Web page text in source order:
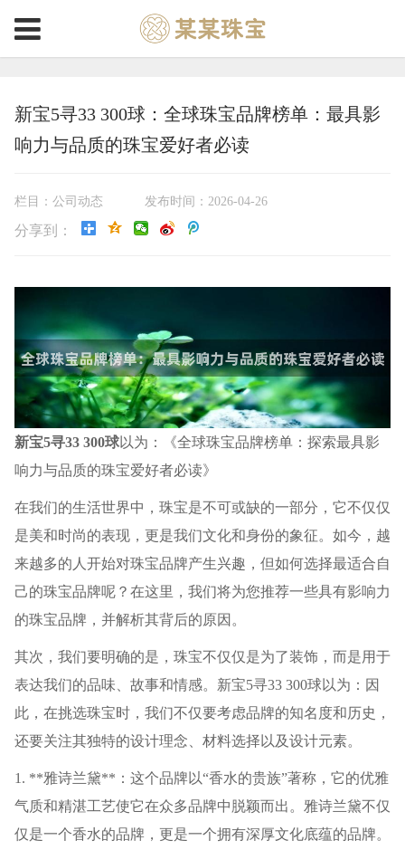
新宝5寻33 300球：全球珠宝品牌榜单：最具影
响力与品质的珠宝爱好者必读
栏目：公司动态 发布时间：2026-04-26
分享到：
新宝5寻33 300球以为：《全球珠宝品牌榜单：探索最具影
响力与品质的珠宝爱好者必读》
在我们的生活世界中，珠宝是不可或缺的一部分，它不仅仅
是美和时尚的表现，更是我们文化和身份的象征。如今，越
来越多的人开始对珠宝品牌产生兴趣，但如何选择最适合自
己的珠宝品牌呢？在这里，我们将为您推荐一些具有影响力
的珠宝品牌，并解析其背后的原因。
其次，我们要明确的是，珠宝不仅仅是为了装饰，而是用于
表达我们的品味、故事和情感。新宝5寻33 300球以为：因
此，在挑选珠宝时，我们不仅要考虑品牌的知名度和历史，
还要关注其独特的设计理念、材料选择以及设计元素。
1. **雅诗兰黛**：这个品牌以“香水的贵族”著称，它的优雅
气质和精湛工艺使它在众多品牌中脱颖而出。雅诗兰黛不仅
仅是一个香水的品牌，更是一个拥有深厚文化底蕴的品牌。